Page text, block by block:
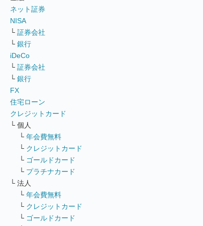
ネット証券
NISA
└ 証券会社
└ 銀行
iDeCo
└ 証券会社
└ 銀行
FX
住宅ローン
クレジットカード
└ 個人
└ 年会費無料
└ クレジットカード
└ ゴールドカード
└ プラチナカード
└ 法人
└ 年会費無料
└ クレジットカード
└ ゴールドカード